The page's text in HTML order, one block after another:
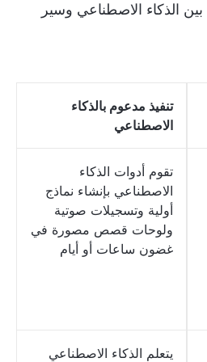
الذكاء الاصطناعي وسير
تنفيذ مدعوم بالذكاء
الاصطناعي
تقوم أدوات الذكاء
الاصطناعي بإنشاء نماذج
أولية وتسجيلات صوتية
ولوحات قصص مصورة في
غضون ساعات أو أيام
يتعلم الذكاء الاصطناعي